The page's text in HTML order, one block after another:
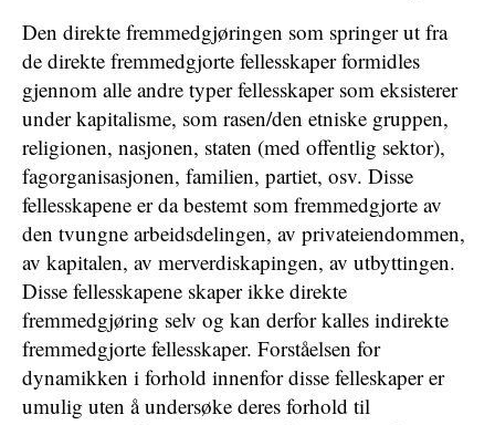
Den direkte fremmedgjøringen som springer ut fra
de direkte fremmedgjorte fellesskaper formidles
gjennom alle andre typer fellesskaper som eksisterer
under kapitalisme, som rasen/den etniske gruppen,
religionen, nasjonen, staten (med offentlig sektor),
fagorganisasjonen, familien, partiet, osv. Disse
fellesskapene er da bestemt som fremmedgjorte av
den tvungne arbeidsdelingen, av privateiendommen,
av kapitalen, av merverdiskapingen, av utbyttingen.
Disse fellesskapene skaper ikke direkte
fremmedgjøring selv og kan derfor kalles indirekte
fremmedgjorte fellesskaper. Forståelsen for
dynamikken i forhold innenfor disse felleskaper er
umulig uten å undersøke deres forhold til